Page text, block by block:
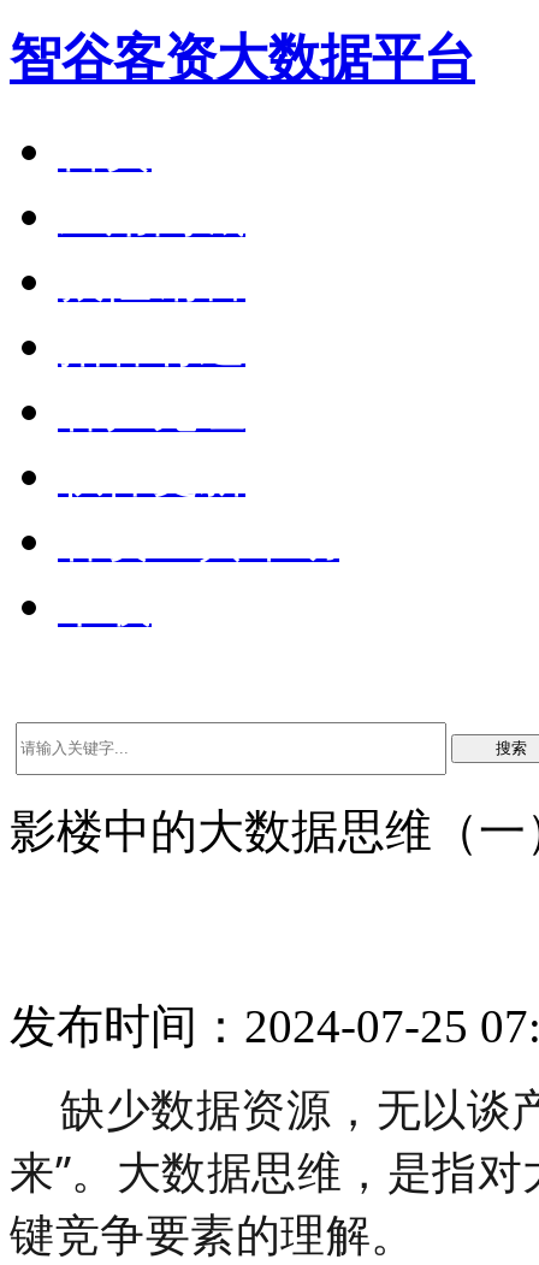
智谷客资大数据平台
搜索
影楼中的大数据思维（一
发布时间：2024-07-25
缺少数据资源，无以谈
来”。大数据思维，是指
键竞争要素的理解。